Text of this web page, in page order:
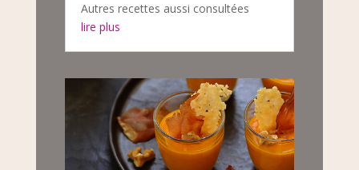
Autres recettes aussi consultées
lire plus